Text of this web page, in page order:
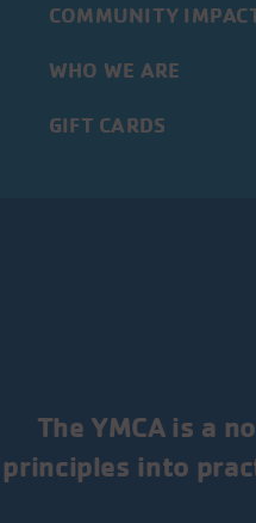
COMMUNITY
WHO WE ARE
GIFT CARDS
The YMCA is a
principles into